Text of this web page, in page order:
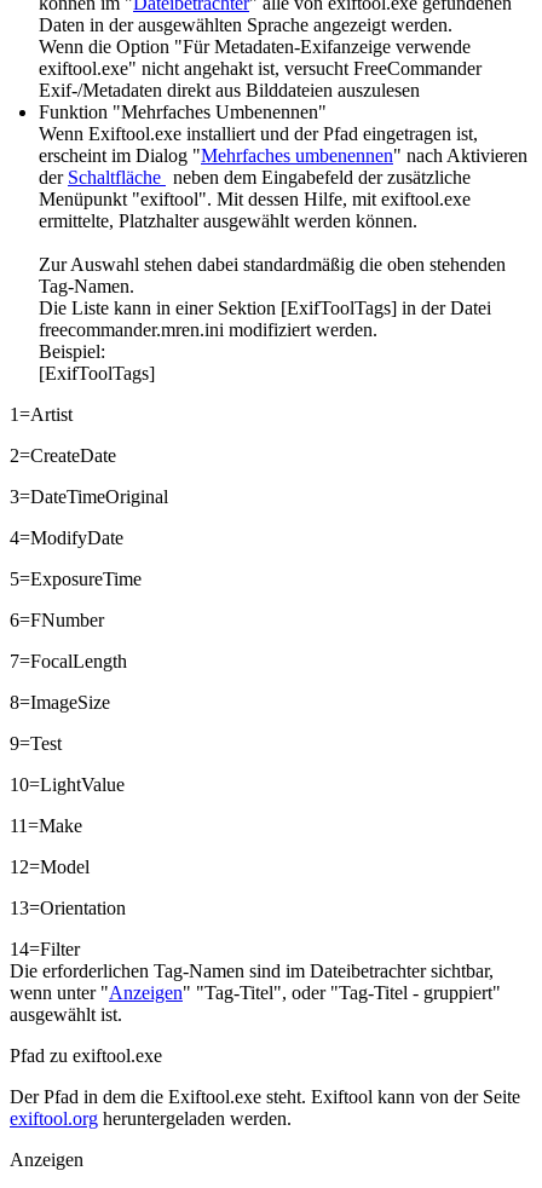
Daten in der ausgewählten Sprache angezeigt werden.
Wenn die Option "Für Metadaten-Exifanzeige verwende
exiftool.exe" nicht angehakt ist, versucht FreeCommander
Exif-/Metadaten direkt aus Bilddateien auszulesen
Funktion "Mehrfaches Umbenennen"
Wenn Exiftool.exe installiert und der Pfad eingetragen ist,
erscheint im Dialog "Mehrfaches umbenennen" nach Aktivieren
der Schaltfläche neben dem Eingabefeld der zusätzliche
Menüpunkt "exiftool". Mit dessen Hilfe, mit exiftool.exe
ermittelte, Platzhalter ausgewählt werden können.
Zur Auswahl stehen dabei standardmäßig die oben stehenden
Tag-Namen.
Die Liste kann in einer Sektion [ExifToolTags] in der Datei
freecommander.mren.ini modifiziert werden.
Beispiel:
[ExifToolTags]
1=Artist
2=CreateDate
3=DateTimeOriginal
4=ModifyDate
5=ExposureTime
6=FNumber
7=FocalLength
8=ImageSize
9=Test
10=LightValue
11=Make
12=Model
13=Orientation
14=Filter
Die erforderlichen Tag-Namen sind im Dateibetrachter sichtbar,
wenn unter "Anzeigen" "Tag-Titel", oder "Tag-Titel - gruppiert"
ausgewählt ist.
Pfad zu exiftool.exe
Der Pfad in dem die Exiftool.exe steht. Exiftool kann von der Seite
exiftool.org heruntergeladen werden.
Anzeigen